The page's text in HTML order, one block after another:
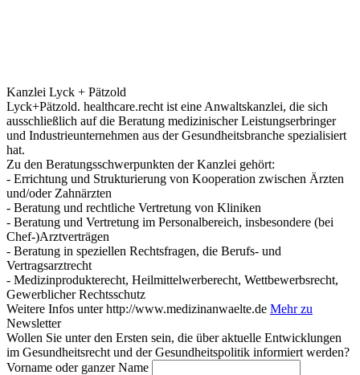
Kanzlei Lyck + Pätzold
Lyck+Pätzold. healthcare.recht ist eine Anwaltskanzlei, die sich
ausschließlich auf die Beratung medizinischer Leistungserbringer
und Industrieunternehmen aus der Gesundheitsbranche spezialisiert
hat.
Zu den Beratungsschwerpunkten der Kanzlei gehört:
- Errichtung und Strukturierung von Kooperation zwischen Ärzten
und/oder Zahnärzten
- Beratung und rechtliche Vertretung von Kliniken
- Beratung und Vertretung im Personalbereich, insbesondere (bei
Chef-)Arztverträgen
- Beratung in speziellen Rechtsfragen, die Berufs- und
Vertragsarztrecht
- Medizinprodukterecht, Heilmittelwerberecht, Wettbewerbsrecht,
Gewerblicher Rechtsschutz
Weitere Infos unter http://www.medizinanwaelte.de Mehr zu
Newsletter
Wollen Sie unter den Ersten sein, die über aktuelle Entwicklungen
im Gesundheitsrecht und der Gesundheitspolitik informiert werden?
Vorname oder ganzer Name